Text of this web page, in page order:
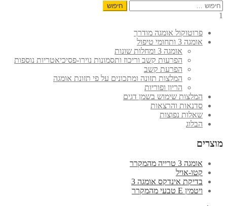
חיפוש:
1
פרוטוקול אומגה מודרך
אומגה 3 ותחומי טיפול
אומגה 3 ומחלות שונות
הפרעות קשב וריכוז ותסמונות נוירו-פסיכיאטריות נוספות
הפרעת קשב
המלצות תזונה ומתכונים על פי תזונת אומגה
הריון ופוריות
המלצות שימוש בשמן דגים
סדנאות והרצאות
שאלות נפוצות
הבלוג
מוצרים
אומגה 3 טרייה מהמקרר
קטו-אויל
בדיקת אינדקס אומגה 3
ויטמין E טבעי מהמקרר